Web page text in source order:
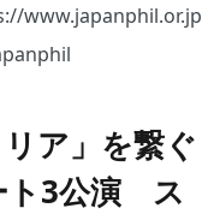
www.japanphil.or.jp
ア」を繋ぐ
ト3公演 ス